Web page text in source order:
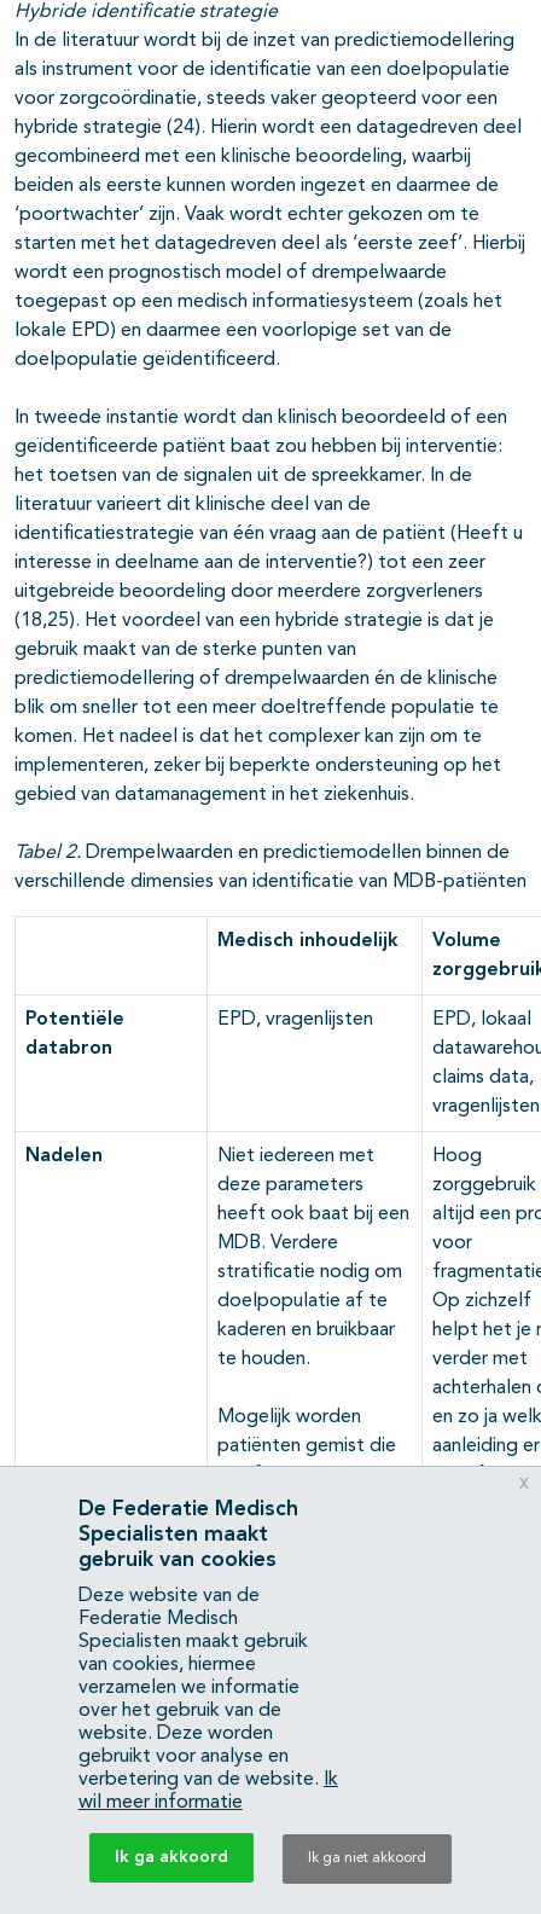
Hybride identificatie strategie
In de literatuur wordt bij de inzet van predictiemodellering
als instrument voor de identificatie van een doelpopulatie
voor zorgcoördinatie, steeds vaker geopteerd voor een
hybride strategie (24). Hierin wordt een datagedreven deel
gecombineerd met een klinische beoordeling, waarbij
beiden als eerste kunnen worden ingezet en daarmee de
‘poortwachter’ zijn. Vaak wordt echter gekozen om te
starten met het datagedreven deel als ‘eerste zeef’. Hierbij
wordt een prognostisch model of drempelwaarde
toegepast op een medisch informatiesysteem (zoals het
lokale EPD) en daarmee een voorlopige set van de
doelpopulatie geïdentificeerd.
In tweede instantie wordt dan klinisch beoordeeld of een
geïdentificeerde patiënt baat zou hebben bij interventie:
het toetsen van de signalen uit de spreekkamer. In de
literatuur varieert dit klinische deel van de
identificatiestrategie van één vraag aan de patiënt (Heeft u
interesse in deelname aan de interventie?) tot een zeer
uitgebreide beoordeling door meerdere zorgverleners
(18,25). Het voordeel van een hybride strategie is dat je
gebruik maakt van de sterke punten van
predictiemodellering of drempelwaarden én de klinische
blik om sneller tot een meer doeltreffende populatie te
komen. Het nadeel is dat het complexer kan zijn om te
implementeren, zeker bij beperkte ondersteuning op het
gebied van datamanagement in het ziekenhuis.
Tabel 2. Drempelwaarden en predictiemodellen binnen de
verschillende dimensies van identificatie van MDB-patiënten
Medisch inhoudelijk
Volume
Potentiële
databron
EPD, vragenlijsten
EPD, lokaal
claims data,
vragenlijsten
Nadelen
Niet iedereen met
deze parameters
heeft ook baat bij een
MDB. Verdere
stratificatie nodig om
doelpopulatie af te
kaderen en bruikbaar
te houden.
Mogelijk worden
patiënten gemist die
ervaren.
Hoog
zorggebruik
altijd een
voor
Op zichzelf
helpt het je
verder met
achterhalen
en zo ja
aanleiding
tot
De Federatie Medisch
Specialisten maakt
gebruik van cookies
Deze website van de
Federatie Medisch
Specialisten maakt gebruik
van cookies, hiermee
verzamelen we informatie
over het gebruik van de
website. Deze worden
gebruikt voor analyse en
verbetering van de website.
Ik
wil meer informatie
Ik ga akkoord Ik ga niet akkoord
x